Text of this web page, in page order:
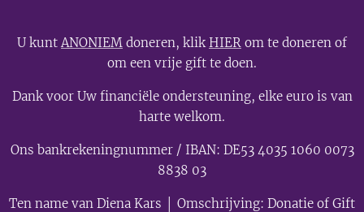
U kuntANONIEM doneren, klikHIER om te doneren of
om een vrije gift te doen.
Dank voor Uw financiële ondersteuning, elke euro is van
harte welkom.
Ons bankrekeningnummer / IBAN: DE53 4035 1060 0073
8838 03
Ten name van Diena Kars │ Omschrijving: Donatie of Gift